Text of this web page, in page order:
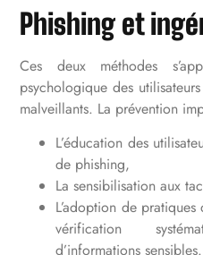
Phishing et
Ces deux méthodes
psychologique des
malveillants. La prévention
L’éducation des
de phishing,
La sensibilisation aux
L’adoption de
vérification
d’informations sensibles.